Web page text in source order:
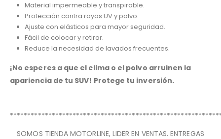
Material impermeable y transpirable.
Protección contra rayos UV y polvo.
Ajuste con elásticos para mayor seguridad.
Fácil de colocar y retirar.
Reduce la necesidad de lavados frecuentes.
¡No esperes a que el clima o el polvo arruinen la
apariencia de tu SUV! Protege tu inversión.
SOMOS TIENDA MOTORLINE, LIDER EN VENTAS. ENTREGAS